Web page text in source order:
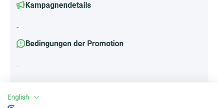
Kampagnendetails
-
Bedingungen der Promotion
-
English